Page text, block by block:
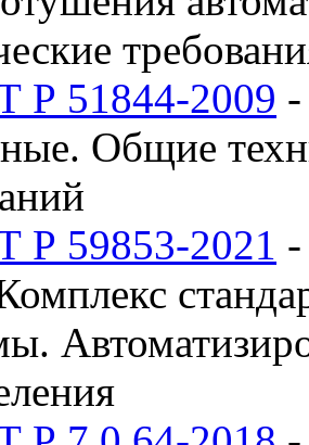
Р 51844-2009
Общие
Р 59853-2021